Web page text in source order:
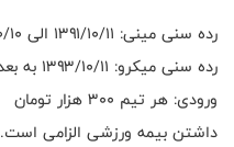
رده سنی مینی: ۱۳۹۱/۱۰/۱۱ الی ۱۳۹۳/۱۰/۱۰
رده سنی میکرو: ۱۳۹۳/۱۰/۱۱ به بعد
ورودی: هر تیم ۳۰۰ هزار تومان
داشتن بیمه ورزشی الزامی است.